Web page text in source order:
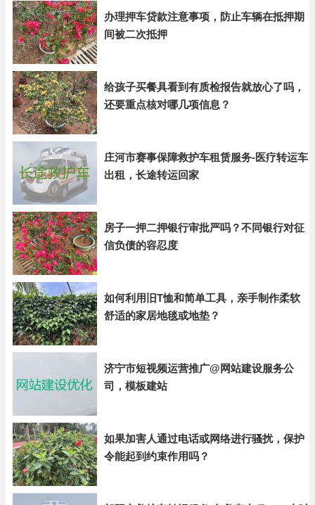
办理押车贷款注意事项，防止车辆在抵押期
间被二次抵押
给孩子买餐具看到有质检报告就放心了吗，
还要重点核对哪几项信息？
庄河市赛事保障救护车租赁服务-医疗转运车
出租，长途转运回家
房子一押二押银行审批严吗？不同银行对征
信负债的容忍度
如何利用旧T恤和简单工具，亲手制作柔软
舒适的家居地毯或地垫？
济宁市短视频运营推广@网站建设服务公
司，模板建站
如果加害人通过电话或网络进行骚扰，保护
令能起到约束作用吗？